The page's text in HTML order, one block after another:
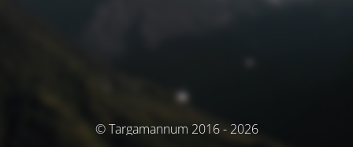
© Targamannum 2016 - 2026